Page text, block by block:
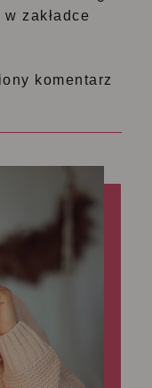
zakładce
komentarz